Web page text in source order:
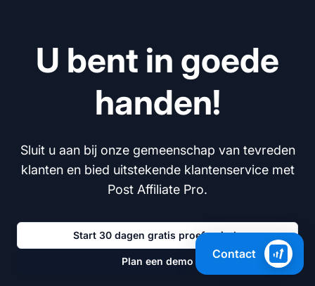
U bent in goede
handen!
Sluit u aan bij onze gemeenschap van tevreden
klanten en bied uitstekende klantenservice met
Post Affiliate Pro.
Start 30 dagen gratis proefperiode
Plan een demo
Contact